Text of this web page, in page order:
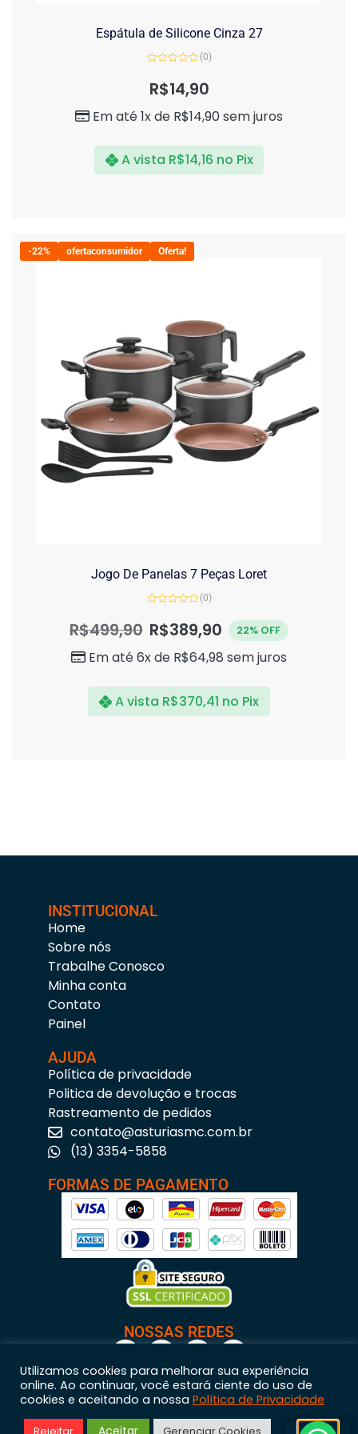
Espátula de Silicone Cinza 27
de
(0)
R$14,90
Em até 1x de R$14,90sem juros
A vista R$14,16 no Pix
-22% ofertaconsumidor Oferta!
Jogo De Panelas 7 Peças Loret
de
(0)
R$499,90 R$389,90 22% OFF
Em até 6x de R$64,98 sem juros
A vista R$370,41 no Pix
INSTITUCIONAL
Home
Sobre nós
Trabalhe Conosco
Minha conta
Contato
Painel
AJUDA
Política de privacidade
Politica de devolução e trocas
Rastreamento de pedidos
contato@asturiasmc.com.br
(13) 3354-5858
FORMAS DE PAGAMENTO
NOSSAS REDES
Astúrias Materiais para Construção © 2023 – Todos os direitos reservados. | CNPJ:
Utilizamos cookies para melhorar sua experiência
online. Ao continuar, você estará ciente do uso de
cookies e aceitando a nossa Política de Privacidade
Aceitar